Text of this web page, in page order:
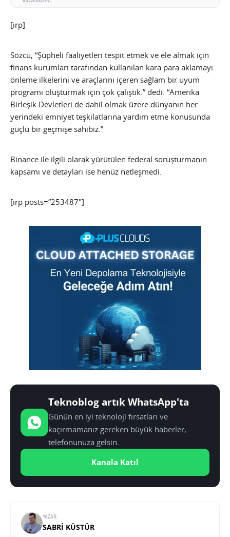
[irp]
Sözcü, “Şüpheli faaliyetleri tespit etmek ve ele almak için
finans kurumları tarafından kullanılan kara para aklamayı
önleme ilkelerini ve araçlarını içeren sağlam bir uyum
programı oluşturmak için çok çalıştık.” dedi. “Amerika
Birleşik Devletleri de dahil olmak üzere dünyanın her
yerindeki emniyet teşkilatlarına yardım etme konusunda
güçlü bir geçmişe sahibiz.”
Binance ile ilgili olarak yürütülen federal soruşturmanın
kapsamı ve detayları ise henüz netleşmedi.
[irp posts=”253487″]
Teknoblog artık WhatsApp'ta
Günün en iyi teknoloji fırsatları ve
kaçırmamanız gereken büyük haberler,
telefonunuza gelsin.
Kanala Katıl
YAZAR:
SABRI KÜSTÜR